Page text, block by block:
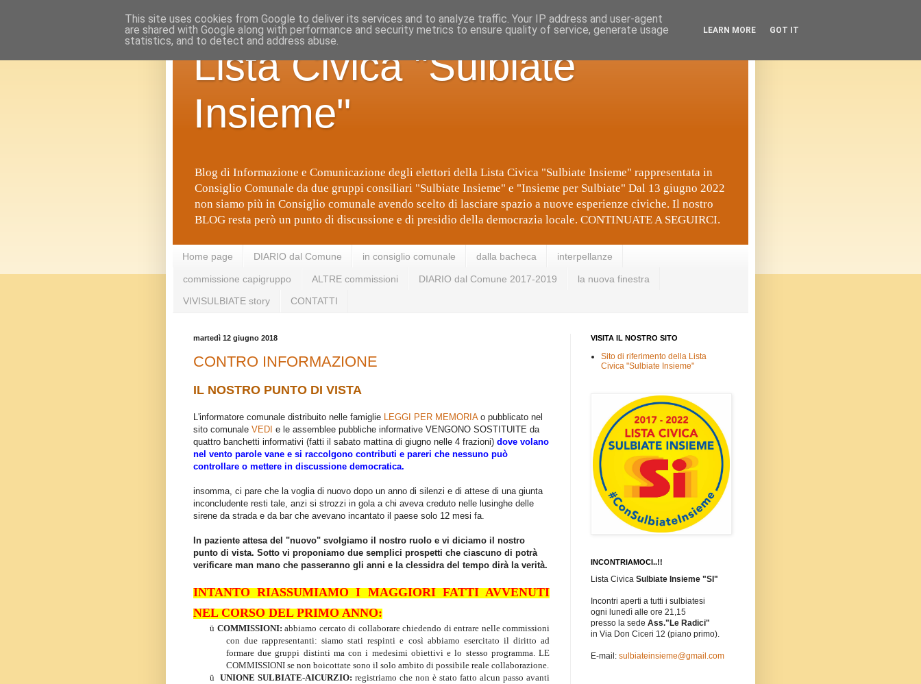
Lista Civica "Sulbiate
Insieme"
Blog di Informazione e Comunicazione degli elettori della Lista Civica "Sulbiate Insieme" rappresentata in
Consiglio Comunale da due gruppi consiliari "Sulbiate Insieme" e "Insieme per Sulbiate" Dal 13 giugno 2022
non siamo più in Consiglio comunale avendo scelto di lasciare spazio a nuove esperienze civiche. Il nostro
BLOG resta però un punto di discussione e di presidio della democrazia locale. CONTINUATE A SEGUIRCI.
Home page DIARIO dal Comune in consiglio comunale dalla bacheca interpellanze
commissione capigruppo ALTRE commissioni DIARIO dal Comune 2017-2019 la nuova finestra
VIVISULBIATE story CONTATTI
martedì 12 giugno 2018
CONTRO INFORMAZIONE
IL NOSTRO PUNTO DI VISTA
L'informatore comunale distribuito nelle famiglie LEGGI PER MEMORIAo pubblicato nel
sito comunale VEDI e le assemblee pubbliche informative VENGONO SOSTITUITE da
quattro banchetti informativi (fatti il sabato mattina di giugno nelle 4 frazioni) dove volano
nel vento parole vane e si raccolgono contributi e pareri che nessuno può
controllare o mettere in discussione democratica.
insomma, ci pare che la voglia di nuovo dopo un anno di silenzi e di attese di una giunta
inconcludente resti tale, anzi si strozzi in gola a chi aveva creduto nelle lusinghe delle
sirene da strada e da bar che avevano incantato il paese solo 12 mesi fa.
n paziente attesa del "nuovo" svolgiamo il nostro ruolo e vi diciamo il nostro
punto di vista. Sotto vi proponiamo due semplici prospetti che ciascuno di potrà
verificare man mano che passeranno gli anni e la clessidra del tempo dirà la verità.
INTANTO RIASSUMIAMO I MAGGIORI FATTI AVVENUTI
NEL CORSO DEL PRIMO ANNO:
ü COMMISSIONI: abbiamo cercato di collaborare chiedendo di entrare nelle commissioni
con due rappresentanti: siamo stati respinti e così abbiamo esercitato il diritto ad
formare due gruppi distinti ma con i medesimi obiettivi e lo stesso programma. LE
COMMISSIONI se non boicottate sono il solo ambito di possibile reale collaborazione.
ü UNIONE SULBIATE-AICURZIO: registriamo che non è stato fatto alcun passo avanti
VISITA IL NOSTRO SITO
Sito di riferimento della Lista
Civica "Sulbiate Insieme"
INCONTRIAMOCI..!!
Lista Civica Sulbiate Insieme "SI"
Incontri aperti a tutti i sulbiatesi
ogni lunedì alle ore 21,15
presso la sede Ass."Le Radici"
in Via Don Ciceri 12 (piano primo).
E-mail: sulbiateinsieme@gmail.com
This site uses cookies from Google to deliver its services and to analyze traffic. Your IP address and user-agent
are shared with Google along with performance and security metrics to ensure quality of service, generate usage
statistics, and to detect and address abuse.
LEARN MORE GOT IT